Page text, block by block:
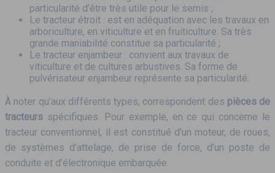
particularité d’être très utile pour le semis ;
Le tracteur étroit : est en adéquation avec les travaux en
arboriculture, en viticulture et en fruiticulture. Sa très
grande maniabilité constitue sa particularité ;
Le tracteur enjambeur : convient aux travaux de
viticulture et de cultures arbustives. Sa forme de
pulvérisateur enjambeur représente sa particularité.
À noter qu’aux différents types, correspondent des pièces de
tracteurs spécifiques. Pour exemple, en ce qui concerne le
tracteur conventionnel, il est constitué d’un moteur, de roues,
de systèmes d’attelage, de prise de force, d’un poste de
conduite et d’électronique embarquée.